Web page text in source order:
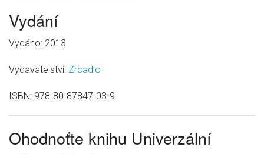
Vydání
Vydáno: 2013
Vydavatelství: Zrcadlo
ISBN: 978-80-87847-03-9
Ohodnoťte knihu Univerzální